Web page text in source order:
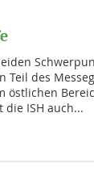
Teil des
östlichen
die ISH auch...